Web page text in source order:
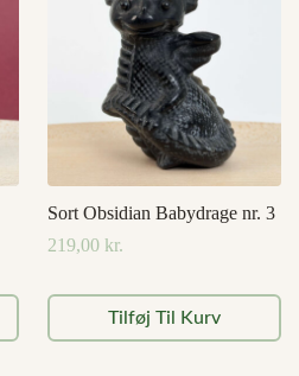
Sort Obsidian Babydrage nr. 3
219,00 kr.
Tilføj Til Kurv